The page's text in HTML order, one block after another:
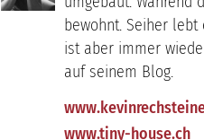
bewohnt. Seiher
ist aber immer
auf seinem Blog.
www.tiny-house.ch